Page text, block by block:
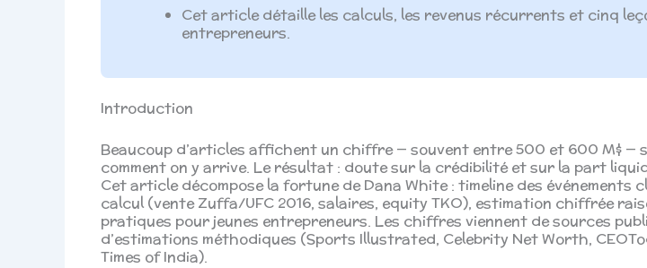
Cet article détaille les calculs, les revenus récurrents et cinq
entrepreneurs.
Introduction
Beaucoup d’articles affichent un chiffre — souvent entre 500 et 600 M$ —
comment on y arrive. Le résultat : doute sur la crédibilité et sur la part
Cet article décompose la fortune de Dana White : timeline des événements
calcul (vente Zuffa/UFC 2016, salaires, equity TKO), estimation chiffrée
pratiques pour jeunes entrepreneurs. Les chiffres viennent de sources
d’estimations méthodiques (Sports Illustrated, Celebrity Net Worth,
Times of India).